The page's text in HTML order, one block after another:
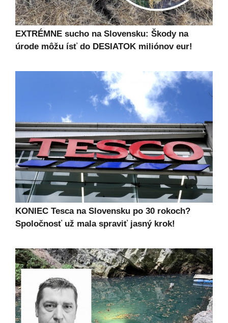
EXTRÉMNE sucho na Slovensku: Škody na
úrode môžu ísť do DESIATOK miliónov eur!
KONIEC Tesca na Slovensku po 30 rokoch?
Spoločnosť už mala spraviť jasný krok!